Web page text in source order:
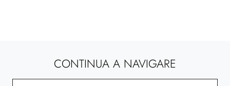
CONTINUA A NAVIGARE